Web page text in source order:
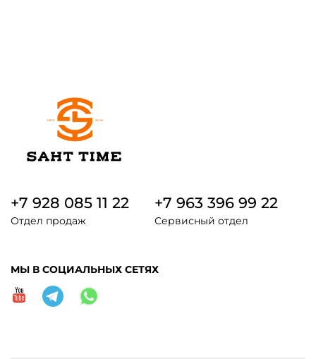
+7 928 085 11 22
Отдел продаж
+7 963 396 99 22
Сервисный отдел
МЫ В СОЦИАЛЬНЫХ СЕТЯХ